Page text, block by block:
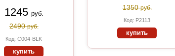
1245 руб.
2490руб.
Код: C004-BLK
купить
1350руб.
Код: Р2113
купить